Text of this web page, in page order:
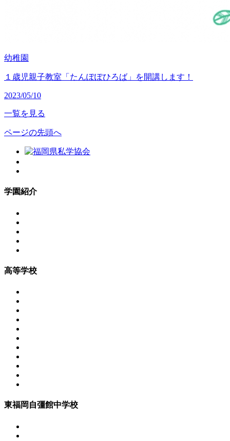
幼稚園
１歳児親子教室「たんぽぽひろば」を開講します！
2023/05/10
一覧を見る
ページの先頭へ
学園紹介
高等学校
東福岡自彊館中学校